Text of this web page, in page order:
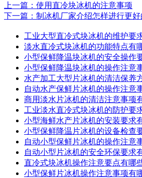
上一篇 ：使用直冷块冰机的注意事项
下一篇 ：制冰机厂家介绍怎样进行更
工业大型直冷式块冰机的维护要
淡水直冷式块冰机的功能特点有
小型保鲜降温块冰机的安全操作
小型保鲜降温块冰机的操作注意
水产加工大型片冰机的清洁保养
自动水产保鲜片冰机的操作注意
商用淡水片冰机的清洁注意事项
工业淡水直冷式块冰机的防护要
小型海鲜水产片冰机的安装要求
小型保鲜降温片冰机的设备检查
自动小型保鲜片冰机的操作注意
自动小型片冰机的安全环保要求
直冷式块冰机操作注意要点有哪
小型保鲜片冰机操作注意事项有